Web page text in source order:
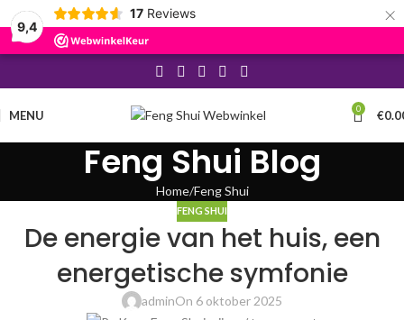
9,4
17 Reviews ×
MENU 0 €
Feng Shui Blog
Home Feng Shui
FENG SHUI
De energie van het huis, een
energetische symfonie
adminOn 6 oktober 2025